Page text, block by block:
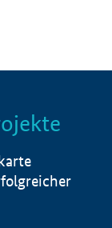
Info